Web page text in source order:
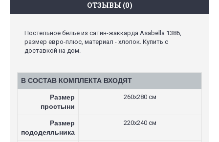
ОТЗЫВЫ (0)
Постельное белье из сатин-жаккарда Asabella 1386,
размер евро-плюс, материал - хлопок. Купить с
доставкой на дом.
В СОСТАВ КОМПЛЕКТА ВХОДЯТ
Размер
простыни
260х280 см
Размер
пододеяльника
220х240 см